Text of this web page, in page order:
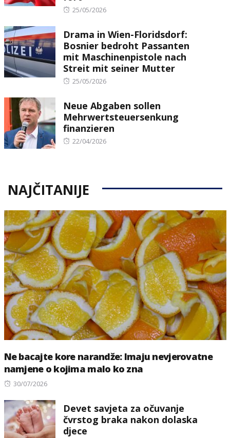
Posted
25/05/2026
Drama in Wien-Floridsdorf:
Bosnier bedroht Passanten
mit Maschinenpistole nach
Streit mit seiner Mutter
Posted
25/05/2026
Neue Abgaben sollen
Mehrwertsteuersenkung
finanzieren
Posted
22/04/2026
NAJČITANIJE
Ne bacajte kore narandže: Imaju nevjerovatne
namjene o kojima malo ko zna
Posted
30/07/2026
Devet savjeta za očuvanje
čvrstog braka nakon dolaska
djece